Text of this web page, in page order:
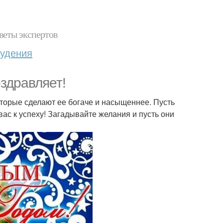
экспертов
сделают ее богаче и насыщеннее. Пусть
к успеху! Загадывайте желания и пусть они